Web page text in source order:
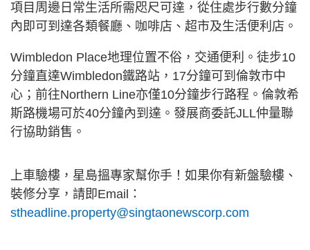
項目周邊日常生活所需咫尺可達，從住處步行數分鐘
內即可到達各類餐廳、咖啡店、超市及生活便利店。
Wimbledon Place地理位置不俗，交通便利。徒步10
分鐘直達Wimbledon鐵路站，17分鐘可到倫敦市中
心；前往Northern Line亦僅10分鐘步行路程。倫敦希
斯路機場可於40分鐘內到達。發展商委託JLL仲量聯
行協助銷售。
上車驗樓，星島搵專家幫你手！如果你有新盤驗樓、
裝修分享，請即Email：
stheadline.property@singtaonewscorp.com